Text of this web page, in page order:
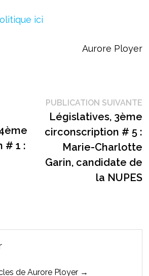
ici
Aurore Ployer
:
# 1 :
PUBLICATION SUIVANTE
Législatives, 3ème
circonscription # 5 :
Marie-Charlotte
Garin, candidate de
la NUPES
de Aurore Ployer →